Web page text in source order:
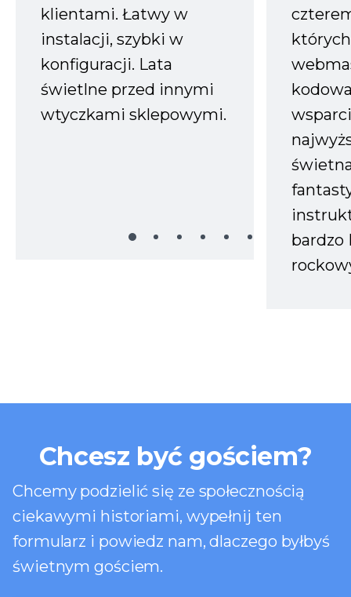
klientami. Łatwy w
instalacji, szybki w
konfiguracji. Lata
świetlne przed innymi
wtyczkami sklepowymi.
bardzo
Chcesz być gościem?
Chcemy podzielić się ze społecznością
ciekawymi historiami, wypełnij ten
formularz i powiedz nam, dlaczego byłbyś
świetnym gościem.